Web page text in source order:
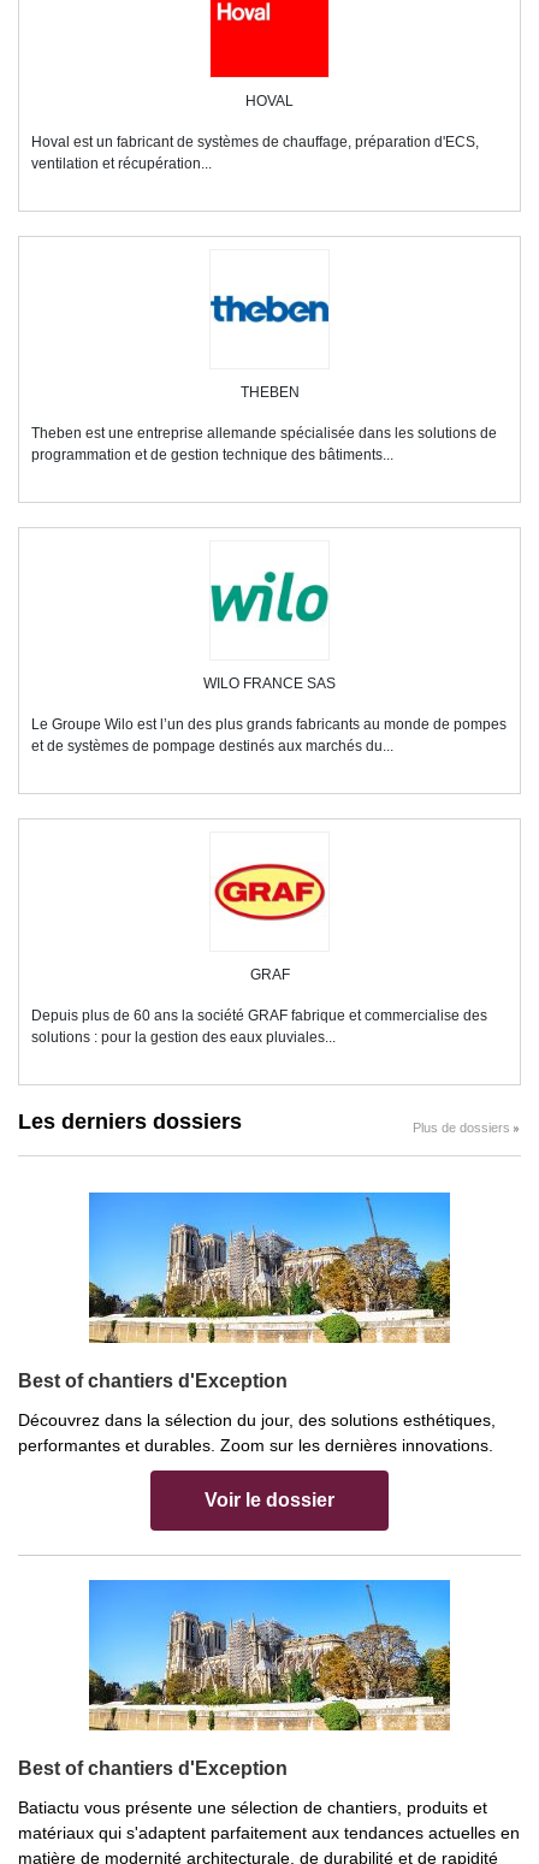
HOVAL
Hoval est un fabricant de systèmes de chauffage, préparation d'ECS,
ventilation et récupération...
THEBEN
Theben est une entreprise allemande spécialisée dans les solutions de
programmation et de gestion technique des bâtiments...
WILO FRANCE SAS
Le Groupe Wilo est l’un des plus grands fabricants au monde de pompes
et de systèmes de pompage destinés aux marchés du...
GRAF
Depuis plus de 60 ans la société GRAF fabrique et commercialise des
solutions : pour la gestion des eaux pluviales...
Les derniers dossiers Plus de dossiers
Best of chantiers d'Exception
Découvrez dans la sélection du jour, des solutions esthétiques,
performantes et durables. Zoom sur les dernières innovations.
Voir le dossier
Best of chantiers d'Exception
Batiactu vous présente une sélection de chantiers, produits et
matériaux qui s'adaptent parfaitement aux tendances actuelles en
matière de modernité architecturale, de durabilité et de rapidité